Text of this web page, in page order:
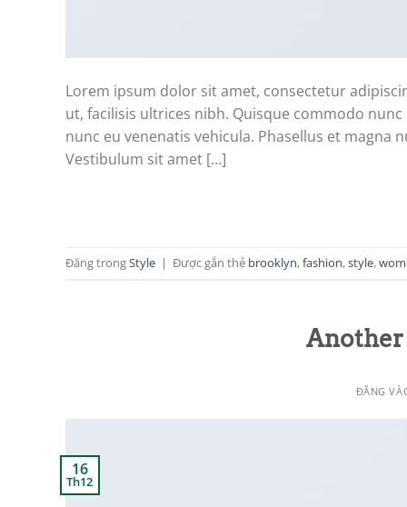
Lorem ipsum dolor sit amet, consectetur
ut, facilisis ultrices nibh. Quisque commodo
nunc eu venenatis vehicula. Phasellus et magna
Vestibulum sit amet […]
Đăng trongStyle | Được gắn thẻ brooklyn,fashion,style,
Another
ĐĂNG
16
Th12